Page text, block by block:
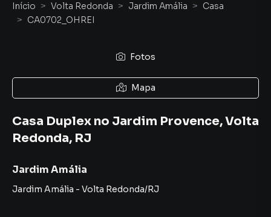
Início Volta Redonda Jardim Amália
Casa
CA0702_OHREI
Fotos
Mapa
Casa Duplex no Jardim Provence, Volta
Redonda, RJ
Jardim Amália
Jardim Amália - Volta Redonda/RJ